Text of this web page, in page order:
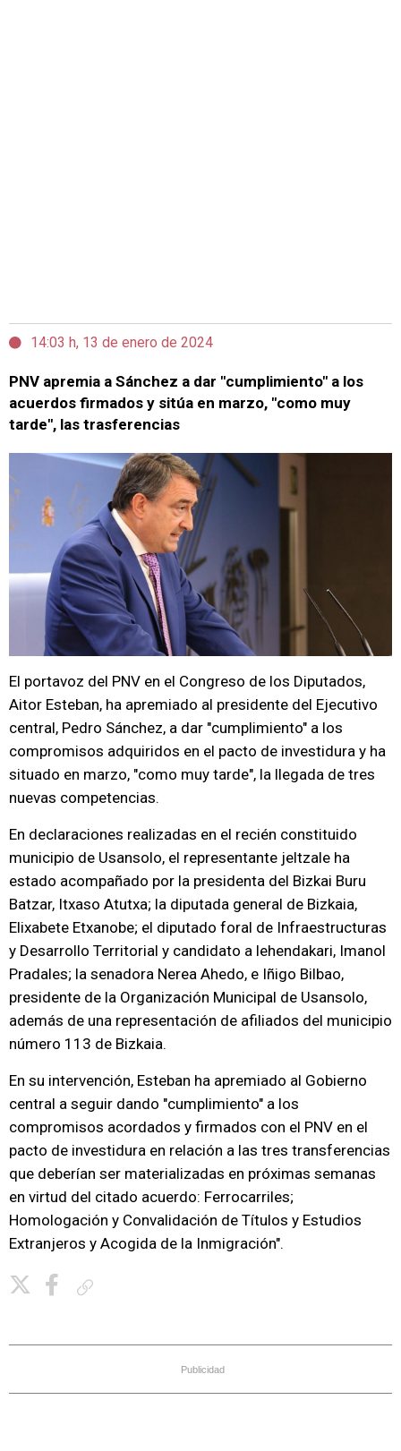
14:03 h, 13 de enero de 2024
PNV apremia a Sánchez a dar "cumplimiento" a los
acuerdos firmados y sitúa en marzo, "como muy
tarde", las trasferencias
El portavoz del PNV en el Congreso de los Diputados,
Aitor Esteban, ha apremiado al presidente del Ejecutivo
central, Pedro Sánchez, a dar "cumplimiento" a los
compromisos adquiridos en el pacto de investidura y ha
situado en marzo, "como muy tarde", la llegada de tres
nuevas competencias.
En declaraciones realizadas en el recién constituido
municipio de Usansolo, el representante jeltzale ha
estado acompañado por la presidenta del Bizkai Buru
Batzar, Itxaso Atutxa; la diputada general de Bizkaia,
Elixabete Etxanobe; el diputado foral de Infraestructuras
y Desarrollo Territorial y candidato a lehendakari, Imanol
Pradales; la senadora Nerea Ahedo, e Iñigo Bilbao,
presidente de la Organización Municipal de Usansolo,
además de una representación de afiliados del municipio
número 113 de Bizkaia.
En su intervención, Esteban ha apremiado al Gobierno
central a seguir dando "cumplimiento" a los
compromisos acordados y firmados con el PNV en el
pacto de investidura en relación a las tres transferencias
que deberían ser materializadas en próximas semanas
en virtud del citado acuerdo: Ferrocarriles;
Homologación y Convalidación de Títulos y Estudios
Extranjeros y Acogida de la Inmigración".
Publicidad